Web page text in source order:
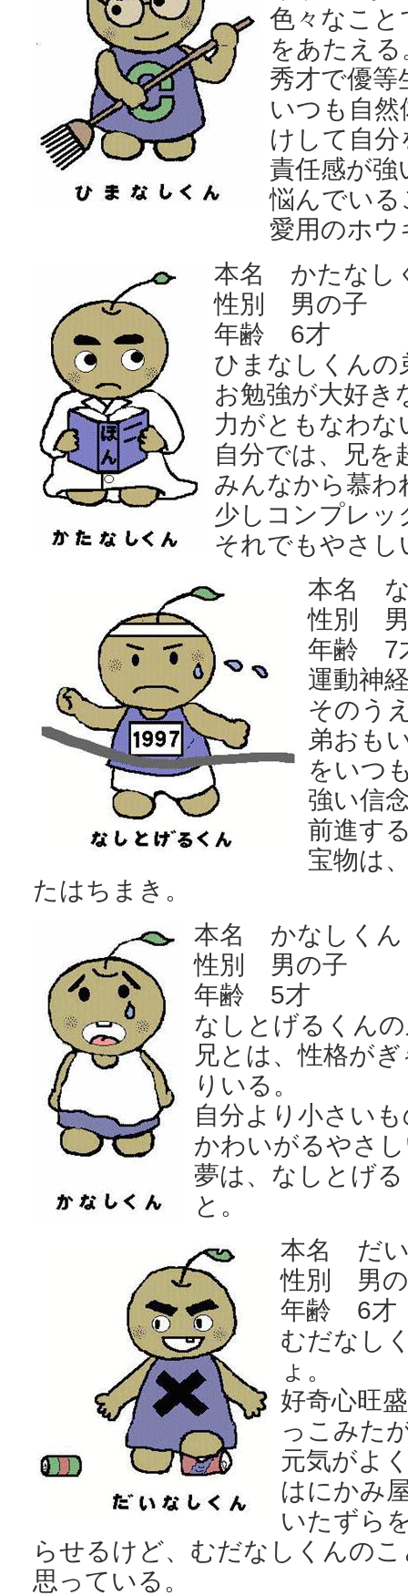
色々なこ
をあたえる
秀才で優等
いつも自
けして自
責任感が強
悩んでい
愛用のホ
本名 かたなし
性別 男の子
年齢 6才
ひまなしくんの
お勉強が大好き
力がともなわな
自分では、兄
みんなから慕
少しコンプレ
それでもやさ
本名
性別
年齢 7
運動神
そのう
弟おも
をいつ
強い信
前進す
宝物は
たはちまき。
本名 かなしくん
性別 男の子
年齢 5才
なしとげるくん
兄とは、性格が
りいる。
自分より小さい
かわいがるやさ
夢は、なしとげ
と。
本名 だ
性別 男
年齢 6才
むだなし
ょ。
好奇心旺
っこみた
元気がよ
はにかみ
いたずら
らせるけど、むだなしくんの
思っている。